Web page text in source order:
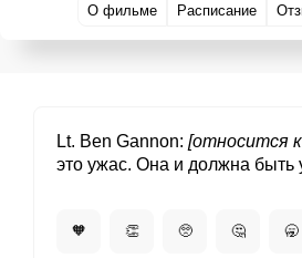
О фильме Расписание
Lt. Ben Gannon [относится
это ужас. Она и должна быть
🧡 👏 🥺 🤔 🥱